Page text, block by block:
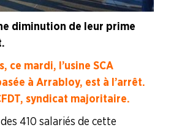
diminution de leur prime
ce mardi, l’usine SCA
à Arrabloy, est à l’arrêt.
syndicat majoritaire.
410 salariés de cette